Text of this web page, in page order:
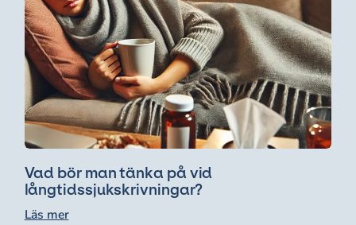
Vad bör man tänka på vid
långtidssjukskrivningar?
Läs mer